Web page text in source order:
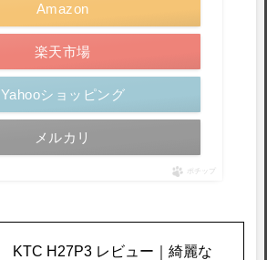
Amazon
楽天市場
Yahooショッピング
メルカリ
ポチップ
KTC H27P3 レビュー｜綺麗な